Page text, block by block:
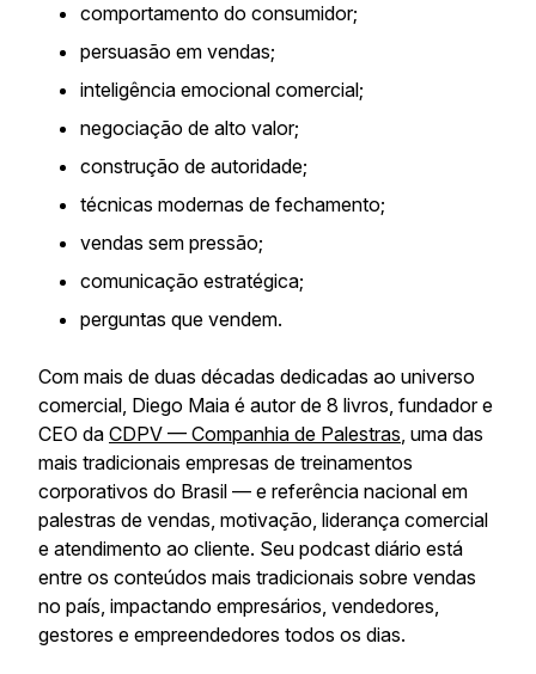
comportamento do consumidor;
persuasão em vendas;
inteligência emocional comercial;
negociação de alto valor;
construção de autoridade;
técnicas modernas de fechamento;
vendas sem pressão;
comunicação estratégica;
perguntas que vendem.
Com mais de duas décadas dedicadas ao universo
comercial, Diego Maia é autor de 8 livros, fundador e
CEO da CDPV — Companhia de Palestras, uma das
mais tradicionais empresas de treinamentos
corporativos do Brasil — e referência nacional em
palestras de vendas, motivação, liderança comercial
e atendimento ao cliente. Seu podcast diário está
entre os conteúdos mais tradicionais sobre vendas
no país, impactando empresários, vendedores,
gestores e empreendedores todos os dias.